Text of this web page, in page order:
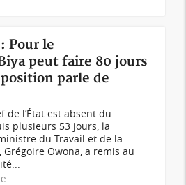
Pour le
peut faire 80 jours
parle de
de l’État est absent du
plusieurs 53 jours, la
du Travail et de la
Grégoire Owona, a remis au